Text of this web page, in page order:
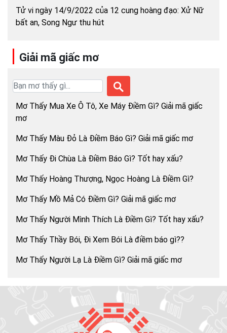
Tử vi ngày 14/9/2022 của 12 cung hoàng đạo: Xử Nữ
bất an, Song Ngư thu hút
Giải mã giấc mơ
Mơ Thấy Mua Xe Ô Tô, Xe Máy Điềm Gì? Giải mã giấc
mơ
Mơ Thấy Màu Đỏ Là Điềm Báo Gì? Giải mã giấc mơ
Mơ Thấy Đi Chùa Là Điềm Báo Gì? Tốt hay xấu?
Mơ Thấy Hoàng Thượng, Ngọc Hoàng Là Điềm Gì?
Mơ Thấy Mồ Mả Có Điềm Gì? Giải mã giấc mơ
Mơ Thấy Người Mình Thích Là Điềm Gì? Tốt hay xấu?
Mơ Thấy Thầy Bói, Đi Xem Bói Là điềm báo gì??
Mơ Thấy Người Lạ Là Điềm Gì? Giải mã giấc mơ